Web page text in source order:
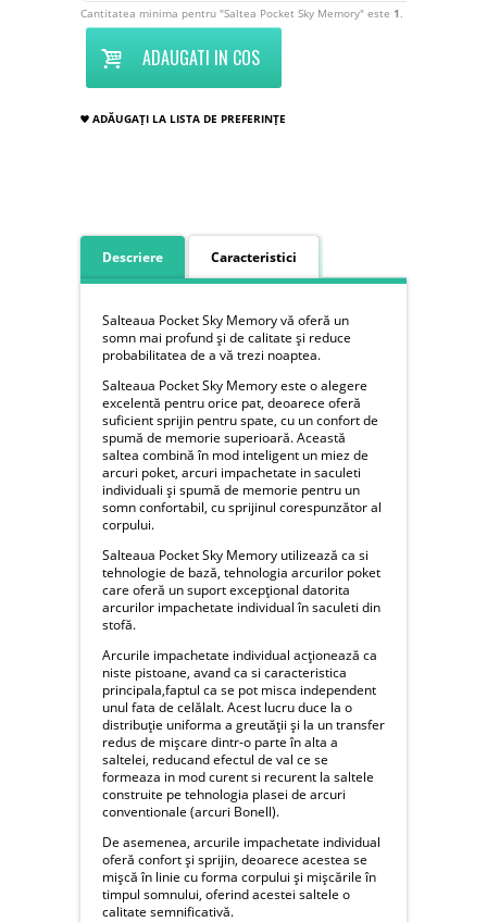
Cantitatea minima pentru "Saltea Pocket Sky Memory" este 1 .
ADAUGATI IN COS
ADĂUGAȚI LA LISTA DE PREFERINȚE
Descriere Caracteristici
Salteaua Pocket Sky Memory vă oferă un
somn mai profund și de calitate și reduce
probabilitatea de a vă trezi noaptea.
Salteaua Pocket Sky Memory este o alegere
excelentă pentru orice pat, deoarece oferă
suficient sprijin pentru spate, cu un confort de
spumă de memorie superioară. Această
saltea combină în mod inteligent un miez de
arcuri poket, arcuri impachetate in saculeti
individuali și spumă de memorie pentru un
somn confortabil, cu sprijinul corespunzător al
corpului.
Salteaua Pocket Sky Memory utilizează ca si
tehnologie de bază, tehnologia arcurilor poket
care oferă un suport excepțional datorita
arcurilor impachetate individual în saculeti din
stofă.
Arcurile impachetate individual acționează ca
niste pistoane, avand ca si caracteristica
principala,faptul ca se pot misca independent
unul fata de celălalt. Acest lucru duce la o
distribuție uniforma a greutății și la un transfer
redus de mișcare dintr-o parte în alta a
saltelei, reducand efectul de val ce se
formeaza in mod curent si recurent la saltele
construite pe tehnologia plasei de arcuri
conventionale (arcuri Bonell).
De asemenea, arcurile impachetate individual
oferă confort și sprijin, deoarece acestea se
mișcă în linie cu forma corpului și mișcările în
timpul somnului, oferind acestei saltele o
calitate semnificativă.